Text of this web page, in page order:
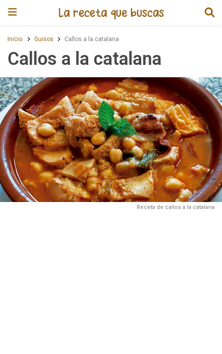
Inicio Guisos Callos a la catalana
Callos a la catalana
Receta de callos a la catalana